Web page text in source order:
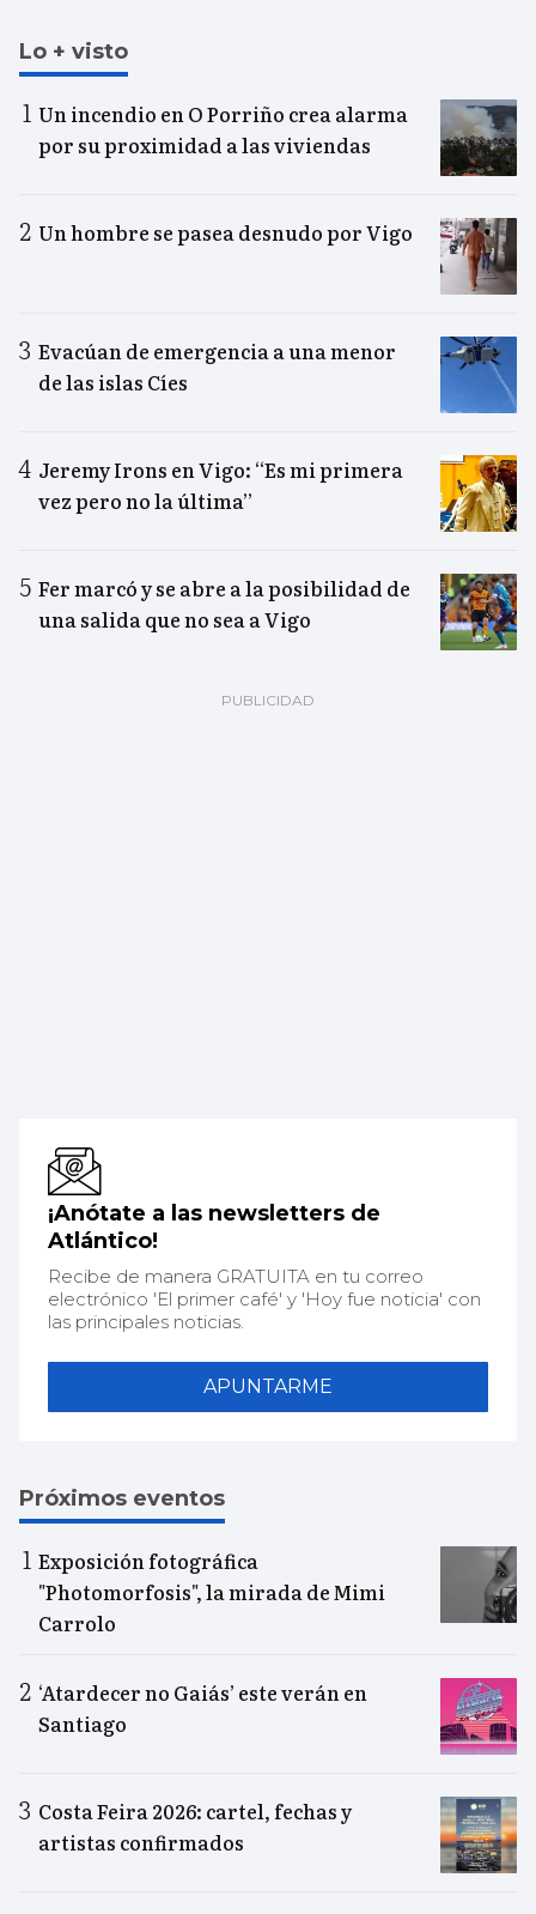
Lo + visto
Un incendio en O Porriño crea alarma
por su proximidad a las viviendas
Un hombre se pasea desnudo por Vigo
Evacúan de emergencia a una menor
de las islas Cíes
Jeremy Irons en Vigo: “Es mi primera
vez pero no la última”
Fer marcó y se abre a la posibilidad de
una salida que no sea a Vigo
¡Anótate a las newsletters de
Atlántico!
Recibe de manera GRATUITA en tu correo
electrónico 'El primer café' y 'Hoy fue noticia' con
las principales noticias.
APUNTARME
Próximos eventos
Exposición fotográfica
"Photomorfosis", la mirada de Mimi
Carrolo
‘Atardecer no Gaiás’ este verán en
Santiago
Costa Feira 2026: cartel, fechas y
artistas confirmados